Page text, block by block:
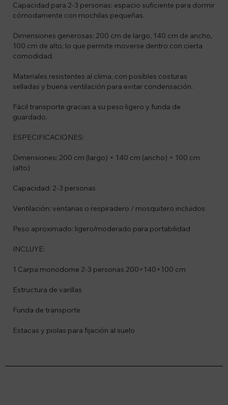
Capacidad para 2-3 personas: espacio suficiente para dormir
cómodamente con mochilas pequeñas.
Dimensiones generosas: 200 cm de largo, 140 cm de ancho,
100 cm de alto, lo que permite moverse dentro con cierta
comodidad.
Materiales resistentes al clima, con posibles costuras
selladas y buena ventilación para evitar condensación.
Fácil transporte gracias a su peso ligero y funda de
guardado.
ESPECIFICACIONES:
Dimensiones: 200 cm (largo) × 140 cm (ancho) × 100 cm
(alto)
Capacidad: 2-3 personas
Ventilación: ventanas o respiradero / mosquitero incluidos
Peso aproximado: ligero/moderado para portabilidad
INCLUYE:
1 Carpa monodome 2-3 personas 200×140×100 cm
Estructura de varillas
Funda de transporte
Estacas y piolas para fijación al suelo